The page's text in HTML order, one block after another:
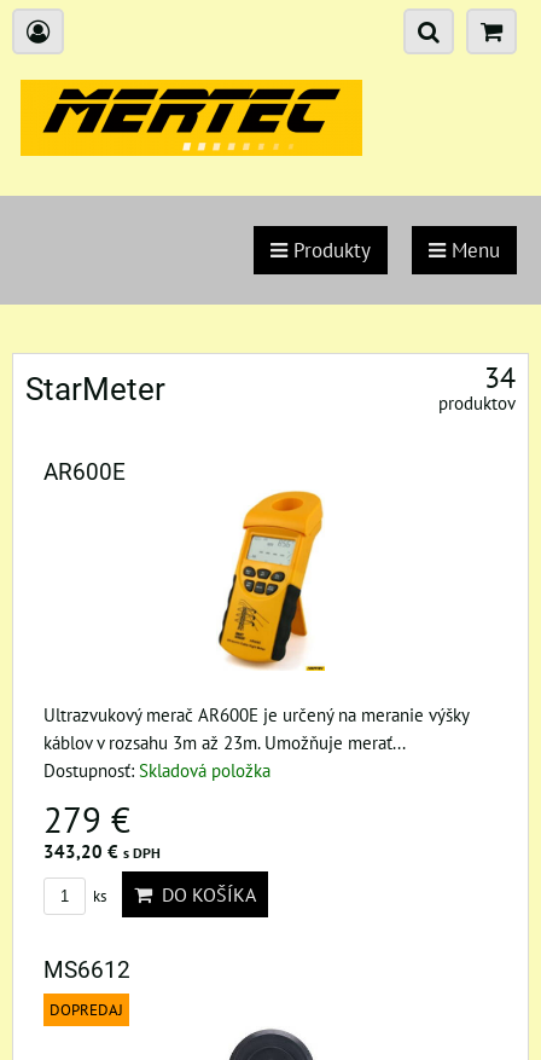
Produkty Menu
StarMeter 34
produktov
AR600E
Ultrazvukový merač AR600E je určený na meranie výšky
káblov v rozsahu 3m až 23m. Umožňuje merať...
Dostupnosť: Skladová položka
279 €
343,20 € s DPH
ks DO KOŠÍKA
MS6612
DOPREDAJ